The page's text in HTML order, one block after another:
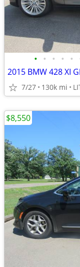
• • • • •
7/27 130k mi
$8,550